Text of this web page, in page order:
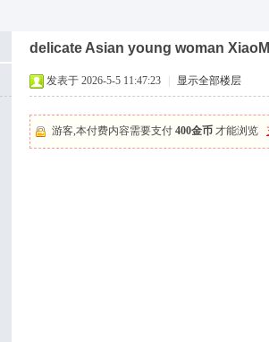
›
delicate Asian young woman
发表于 2026-5-5 11:47:23 显示全部楼层
游客,本付费内容需要支付 400金币 才能浏览